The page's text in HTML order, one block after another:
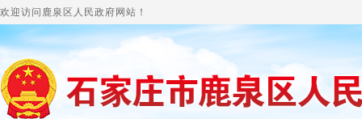
欢迎访问鹿泉区人民政府网站！